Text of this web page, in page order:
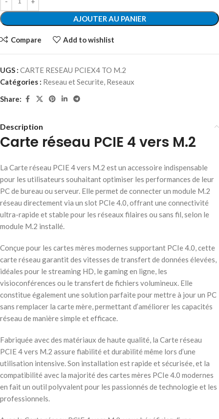
AJOUTER AU PANIER
Compare Add to wishlist
UGS : CARTE RESEAU PCIEX4 TO M.2
Catégories : Reseau et Securite, Reseaux
Share:
Description
Carte réseau PCIE 4 vers M.2
La Carte réseau PCIE 4 vers M.2 est un accessoire indispensable
pour les utilisateurs souhaitant optimiser les performances de leur
PC de bureau ou serveur. Elle permet de connecter un module M.2
réseau directement via un slot PCIe 4.0, offrant une connectivité
ultra-rapide et stable pour les réseaux filaires ou sans fil, selon le
module M.2 installé.
Conçue pour les cartes mères modernes supportant PCIe 4.0, cette
carte réseau garantit des vitesses de transfert de données élevées,
idéales pour le streaming HD, le gaming en ligne, les
visioconférences ou le transfert de fichiers volumineux. Elle
constitue également une solution parfaite pour mettre à jour un PC
sans remplacer la carte mère, permettant d’améliorer les capacités
réseau de manière simple et efficace.
Fabriquée avec des matériaux de haute qualité, la Carte réseau
PCIE 4 vers M.2 assure fiabilité et durabilité même lors d’une
utilisation intensive. Son installation est rapide et sécurisée, et la
compatibilité avec la majorité des cartes mères PCIe 4.0 modernes
en fait un outil polyvalent pour les passionnés de technologie et les
professionnels.